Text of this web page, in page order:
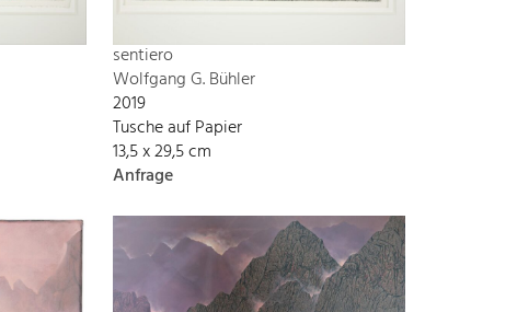
sentiero
Wolfgang G. Bühler
2019
Tusche auf Papier
13,5 x 29,5 cm
Anfrage